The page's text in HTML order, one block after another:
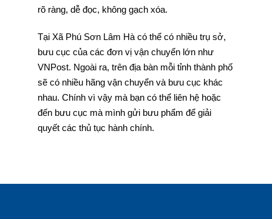
rõ ràng, dễ đọc, không gạch xóa.
Tại Xã Phú Sơn Lâm Hà có thể có nhiều trụ sở,
bưu cục của các đơn vị vận chuyển lớn như
VNPost. Ngoài ra, trên địa bàn mỗi tỉnh thành phố
sẽ có nhiều hãng vận chuyển và bưu cục khác
nhau. Chính vì vậy mà bạn có thể liên hệ hoặc
đến bưu cục mà mình gửi bưu phẩm để giải
quyết các thủ tục hành chính.